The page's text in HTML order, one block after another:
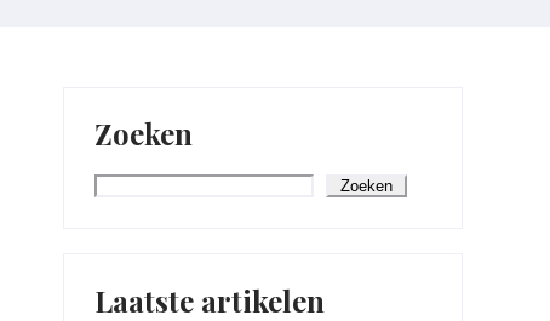
Zoeken
Zoeken
Laatste artikelen